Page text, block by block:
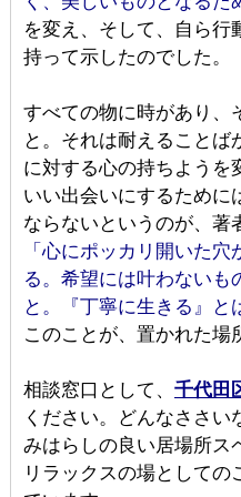
を変え、そして、自ら行
持って示したのでした。
すべての物に時があり、
と。それは耐えること
に対する心の持ちようを
いい出会いにするために
ならないというのが、著
「心にポッカリ開いた
る。希望には叶わないも
と。『丁寧に生きる』
このことが、置かれた場
相談窓口として、 千代田
ください。どんなささい
みはらしの良い居場所ス
リラックスの場として